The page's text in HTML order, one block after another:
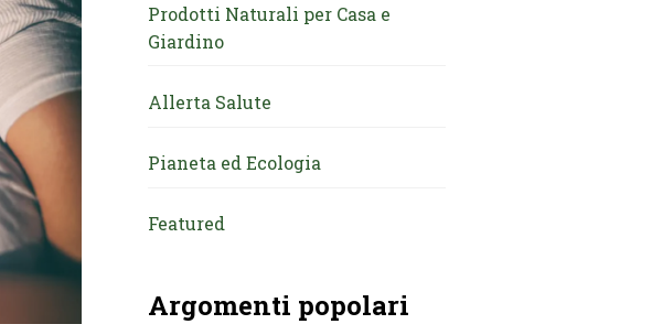
Prodotti Naturali per Casa e
Giardino
Allerta Salute
Pianeta ed Ecologia
Featured
Argomenti popolari